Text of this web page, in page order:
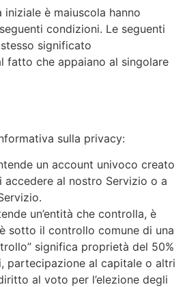
è maiuscola hanno
condizioni. Le seguenti
significato
fatto che appaiano al singolare
sulla privacy:
un account univoco creato
al nostro Servizio o a
un’entità che controlla, è
sotto il controllo comune di una
significa proprietà del 50%
partecipazione al capitale o altri
al voto per l’elezione degli